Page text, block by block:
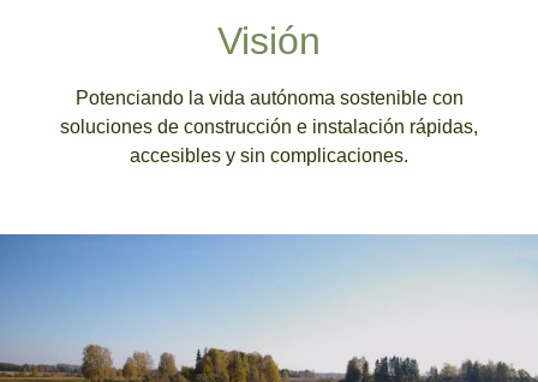
Visión
Potenciando la vida autónoma sosteniblecon
soluciones de construcción e instalación rápidas,
accesibles y sin complicaciones.